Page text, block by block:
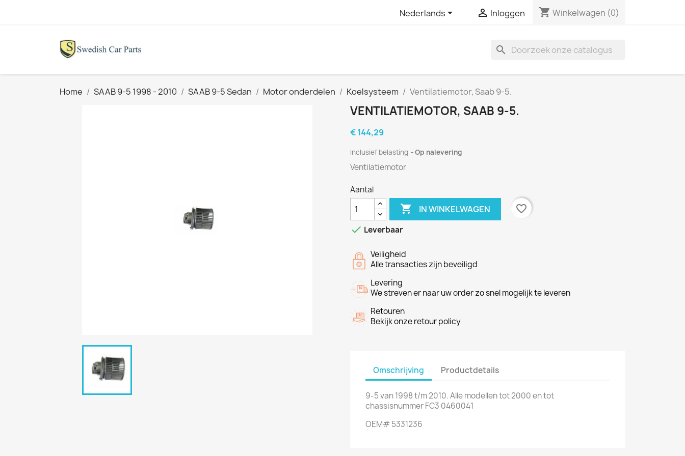
Nederlands  Inloggen shopping_cart Winkelwagen (0)
search
Home SAAB 9-5 1998 - 2010 SAAB 9-5 Sedan Motor onderdelen Koelsysteem Ventilatiemotor, Saab 9-5.
VENTILATIEMOTOR, SAAB 9-5.
€ 144,29
Inclusief belasting Op nalevering
Ventilatiemotor
Aantal
 IN WINKELWAGEN
favorite_border
 Leverbaar
Veiligheid
Alle transacties zijn beveiligd
Levering
We streven er naar uw order zo snel mogelijk te leveren
Retouren
Bekijk onze retour policy
Omschrijving Productdetails
9-5 van 1998 t/m 2010. Alle modellen tot 2000 en tot
chassisnummer FC3 0460041
OEM# 5331236